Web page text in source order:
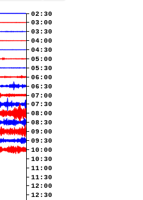
02:30
03:00
03:30
04:00
04:30
05:00
05:30
06:00
06:30
07:00
07:30
08:00
08:30
09:00
09:30
10:00
10:30
11:00
11:30
12:00
12:30